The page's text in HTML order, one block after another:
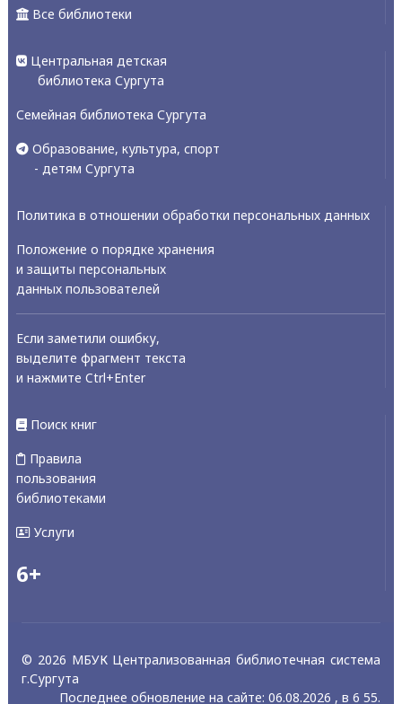
Все библиотеки
Центральная детская
библиотека Сургута
Семейная библиотека Сургута
Образование, культура, спорт
- детям Сургута
Политика в отношении обработки персональных данных
Положение о порядке хранения
и защиты персональных
данных пользователей
Если заметили ошибку,
выделите фрагмент текста
и нажмите Ctrl+Enter
Поиск книг
Правила
пользования
библиотеками
Услуги
6+
© 2026 МБУК Централизованная библиотечная система
г.Сургута
Последнее обновление на сайте: 06.08.2026 , в 6 55.